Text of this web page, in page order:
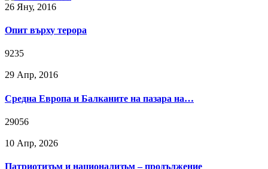
26 Яну, 2016
Опит върху терора
9235
29 Апр, 2016
Средна Европа и Балканите на пазара на…
29056
10 Апр, 2026
Патриотизъм и национализъм – продължение